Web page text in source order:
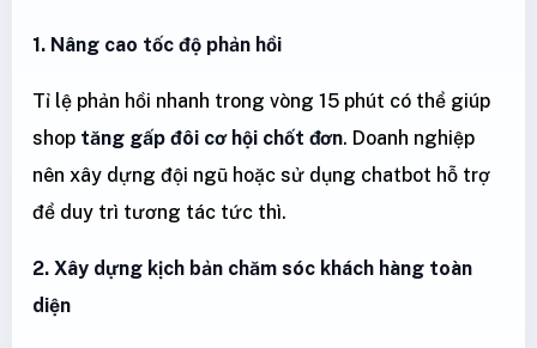
1. Nâng cao tốc độ phản hồi
Tỉ lệ phản hồi nhanh trong vòng 15 phút có thể giúp
shop tăng gấp đôi cơ hội chốt đơn. Doanh nghiệp
nên xây dựng đội ngũ hoặc sử dụng chatbot hỗ trợ
để duy trì tương tác tức thì.
2. Xây dựng kịch bản chăm sóc khách hàng toàn
diện